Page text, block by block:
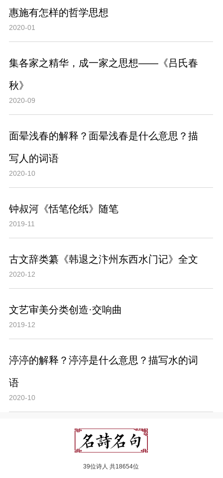
惠施有怎样的哲学思想
2020-01
集各家之精华，成一家之思想——《吕氏春
秋》
2020-09
面晕浅春的解释？面晕浅春是什么意思？描
写人的词语
2020-10
钟叔河《恬笔伦纸》随笔
2019-11
古文辞类纂《韩退之汴州东西水门记》全文
2020-12
文艺审美分类创造·交响曲
2019-12
渟渟的解释？渟渟是什么意思？描写水的词
语
2020-10
39位诗人 共18654位